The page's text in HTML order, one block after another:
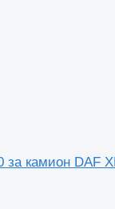
за камион DAF